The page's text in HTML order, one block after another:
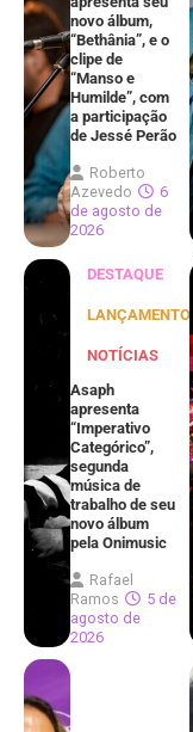
novo álbum,
“Bethânia”, e o
clipe de
“Manso e
Humilde”, com
a participação
de Jessé Perão
Roberto
Azevedo
6
de agosto de
2026
DESTAQUE
LANÇAMENTOS
NOTÍCIAS
Asaph
apresenta
“Imperativo
Categórico”,
segunda
música de
trabalho de seu
novo álbum
pela Onimusic
Rafael
Ramos
5 de
agosto de
2026